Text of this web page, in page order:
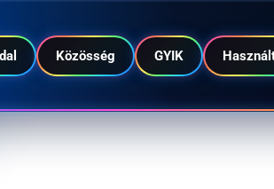
Közösség GYIK